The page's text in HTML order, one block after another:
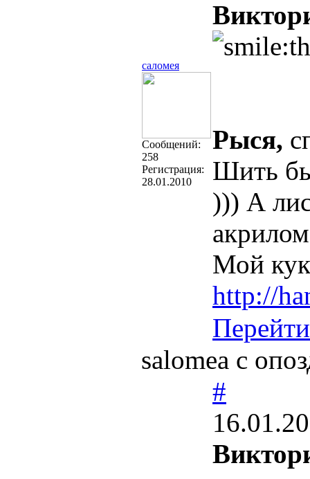
саломея
Cообщений:
258
Регистрация:
28.01.2010
Рыся,
Шить
))) А
Мой
http://
Перейти
salomea с
#